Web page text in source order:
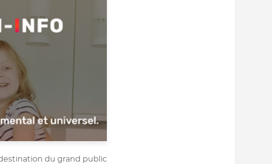
destination du grand public